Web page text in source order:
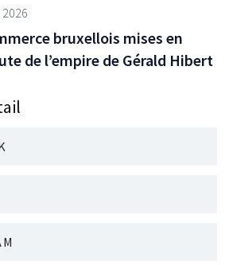
bruxellois mises en
de l’empire de Gérald Hibert